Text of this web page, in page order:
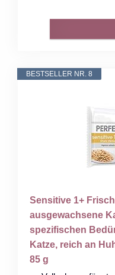
BESTSELLER NR. 8
Sensitive 1+
ausgewachsene
spezifischen
Katze, reich an
85 g